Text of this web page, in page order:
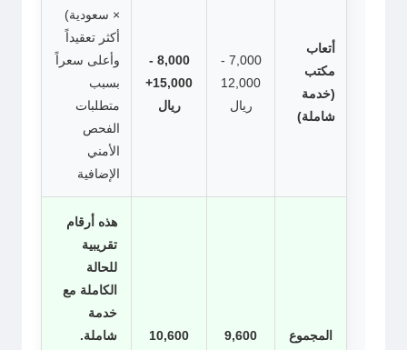
أتعاب
مكتب
(خدمة
شاملة)
7,000 -
12,000
ريال
8,000 -
15,000+
ريال
× سعودية)
أكثر تعقيداً
وأعلى سعراً
بسبب
متطلبات
الفحص
الأمني
الإضافية
المجموع
9,600
10,600
هذه أرقام
تقريبية
للحالة
الكاملة مع
خدمة
شاملة.